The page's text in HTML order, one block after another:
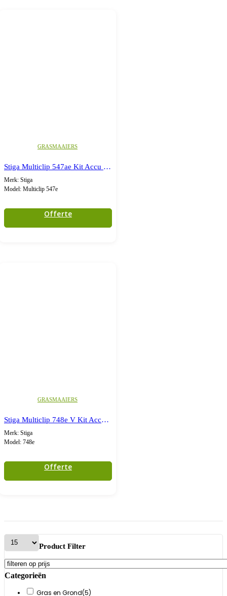
GRASMAAIERS
Stiga Multiclip 547ae Kit Accu grasmaaier
Merk: Stiga
Model: Multiclip 547e
Offerte
GRASMAAIERS
Stiga Multiclip 748e V Kit Accu grasmaaier
Merk: Stiga
Model: 748e
Offerte
Product Filter
Categorieën
Gras en Grond(5)